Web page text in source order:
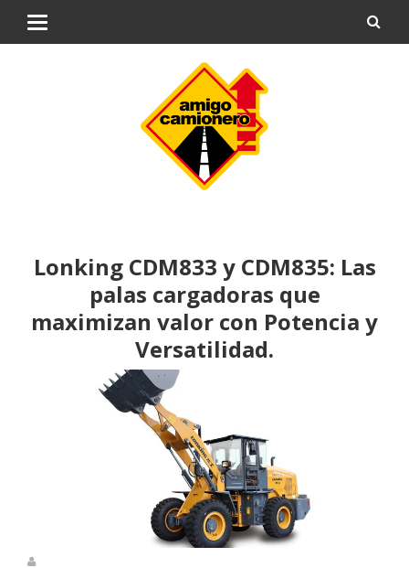
Lonking CDM833 y CDM835: Las
palas cargadoras que
maximizan valor con Potencia y
Versatilidad.